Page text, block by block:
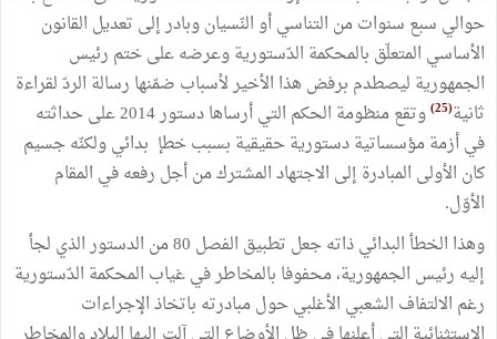
حوالي سبع سنوات من التناسي أو النّسيان وبادر إلى تعديل القانون
الأساسي المتعلّق بالمحكمة الدّستورية وعرضه على ختم رئيس
الجمهورية ليصطدم برفض هذا الأخير لأسباب ضمّنها رسالة الردّ لقراءة
ثانية(25)
وتقع منظومة الحكم التي أرساها دستور 2014 على حداثته
في أزمة مؤسساتية دستورية حقيقية بسبب خطإ بدائي ولكنّه جسيم
كان الأولى المبادرة إلى الاجتهاد المشترك من أجل رفعه في المقام
الأوّل.
وهذا الخطأ البدائي ذاته جعل تطبيق الفصل 80 من الدستور الذي لجأ
إليه رئيس الجمهورية، محفوفا بالمخاطر في غياب المحكمة الدّستورية
رغم الالتفاف الشعبي الأغلبي حول مبادرته باتخاذ الإجراءات